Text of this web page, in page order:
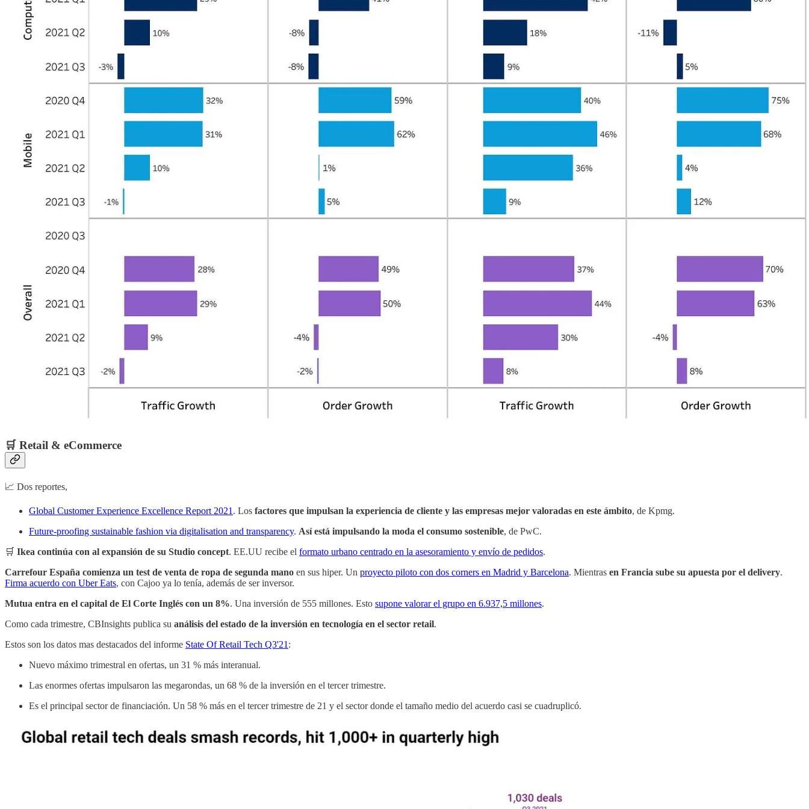
🛒 Retail & eCommerce
📈 Dos reportes,
Global Customer Experience Excellence Report 2021 . Los factores que impulsan la experiencia de cliente y las empresas mejor valoradas en este ámbito, de Kpmg.
Future-proofing sustainable fashion via digitalisation and transparency. Así está impulsando la moda el consumo sostenible, de PwC.
🛒 Ikea continúa con al expansión de su Studio concept. EE.UU recibe el formato urbano centrado en la asesoramiento y envío de pedidos.
Carrefour España comienza un test de venta de ropa de segunda mano en sus hiper. Un proyecto piloto con dos corners en Madrid y Barcelona. Mientras en Francia sube su apuesta por el delivery.
Firma acuerdo con Uber Eats, con Cajoo ya lo tenía, además de ser inversor.
Mutua entra en el capital de El Corte Inglés con un 8%. Una inversión de 555 millones. Esto supone valorar el grupo en 6.937,5 millones.
Como cada trimestre, CBInsights publica su análisis del estado de la inversión en tecnología en el sector retail.
Estos son los datos mas destacados del informe State Of Retail Tech Q3'21 :
Nuevo máximo trimestral en ofertas, un 31 % más interanual.
Las enormes ofertas impulsaron las megarondas, un 68 % de la inversión en el tercer trimestre.
Es el principal sector de financiación. Un 58 % más en el tercer trimestre de 21 y el sector donde el tamaño medio del acuerdo casi se cuadruplicó.